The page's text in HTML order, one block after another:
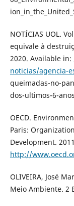
NOTÍCIAS UOL.
equivale à
2020. Available in:
noticias/agencia-
queimadas-no-
dos-ultimos-6-
OECD.
Paris:
Development.
http://
OLIVEIRA, José
Meio Ambiente. 2